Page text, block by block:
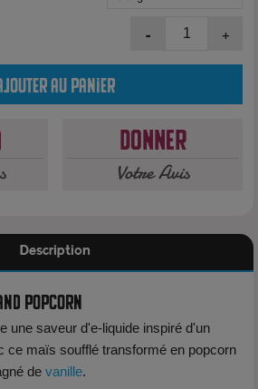
- +
au panier
Donner
Votre Avis
Description
Popcorn
une saveur d'e-liquide inspiré d'un
ce maïs soufflé transformé en popcorn
de vanille.